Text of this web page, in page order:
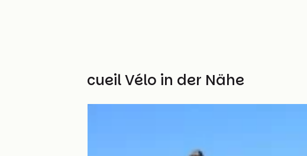
Weitere Accueil Vélo in der Nähe